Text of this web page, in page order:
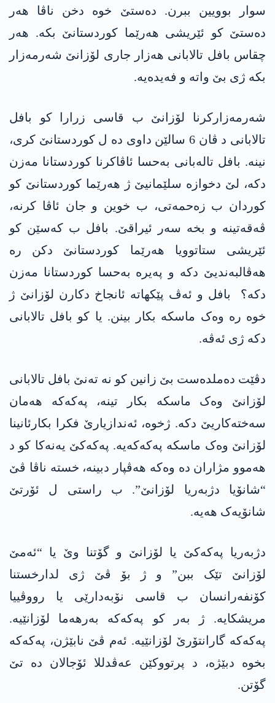
سوار بوویین ببرن. دەستێ خوە دخن ناڤا ھەر
دەستێ کو ئێریشی ھەرێما کوردستانێ بکە. ھەر
چقاس بافل تالابانی ھەزار جاری لۆزانێ شەرمەزار
بکە ژی بێ واتە و فەیدەیە.
شەرمەزارکرنا لۆزانێ ب قاسی زرارا کو بافل
تالابانی د ڤان 6 سالێن داوی دە ل کوردستانێ کری،
نینە. بافل تالەبانی بەحسا ئاڤاکرنا کوردستانا مەزن
دکە، لێ دخوازە سلێمانیێ ژ ھەرێما کوردستانێ کو
کوردان ب زەحمەتی، ب خوین و جان ئاڤا کرنە،
ڤەقەتینە و بخە سەر ئیراقێ. بافل ب کەسێن کو
ئێریشی ستاتوویا ھەرێما کوردستانێ دکن رە
ھەڤالبەندیێ دکە و پەیرە بەحسا کوردستانا مەزن
دکە؟ بافل و ئەڤ پێکھاتە ئانجاخ دکارن لۆزانێ ژ
خوە رە وەک ماسکە بکار بینن. یا کو بافل تالابانی
دکە ژی ئەڤە.
دڤێت دەملدەست بێ زانین کو نە تەنێ بافل تالابانی
لۆزانێ وەک ماسکە بکار تینە، پەکەکە ھەمان
سەختەکاریێ دکە. ژخوە، ئەندازیارێ فکرا بکارئانینا
لۆزانێ وەک ماسکە پەکەکەیە. پەکەکێ یەنەکا کو د
ھەموو مژاران دە وەکە ھەڤپار دبینە، خستە ناڤا ڤێ
“شانۆیا دژبەریا لۆزانێ”. ب راستی ل ئۆرتێ
شانۆیەک ھەیە.
دژبەریا پەکەکێ یا لۆزانێ و گۆتنا وێ یا “ئەمێ
لۆزانێ تێک ببن” و ژ بۆ ڤێ ژی لدارخستنا
کۆنفەرانسان ب قاسی نۆبەدارێی یا رووڤییا
مریشکایە. ژ بەر کو پەکەکە بەرھەما لۆزانێیە.
پەکەکە گارانتۆرێ لۆزانێیە. ئەم ڤێ نابێژن، پەکەکە
بخوە دبێژە، د پرتووکێن عەڤدللا ئۆجالان دە تێ
گۆتن.